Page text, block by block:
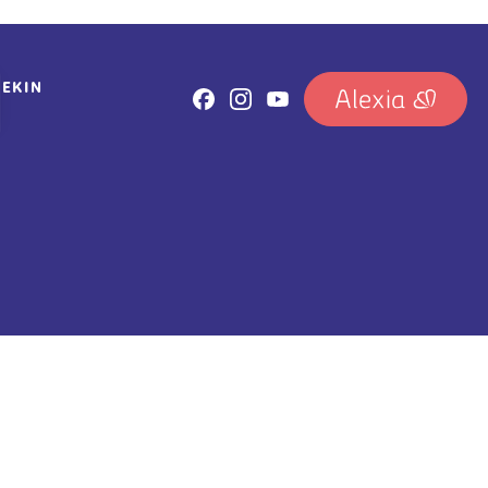
IRUDIA